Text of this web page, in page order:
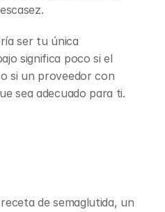
ser tu única
significa poco si el
si un proveedor con
sea adecuado para ti.
de semaglutida, un